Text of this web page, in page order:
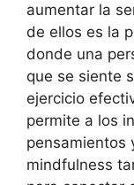
aumentar la
de ellos es la
donde una
que se siente
ejercicio
permite a los
pensamientos
mindfulness